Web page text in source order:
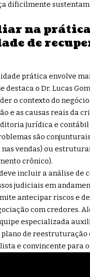
dificilmente sustentam
na
de
prática envolve
destaca o Dr. Lucas
o contexto do
e as causas reais da
jurídica e contábil
são
vendas) ou
crônico).
incluir a análise de
judiciais em
antecipar riscos e
com credores.
especializada
de reestruturação
e convincente para